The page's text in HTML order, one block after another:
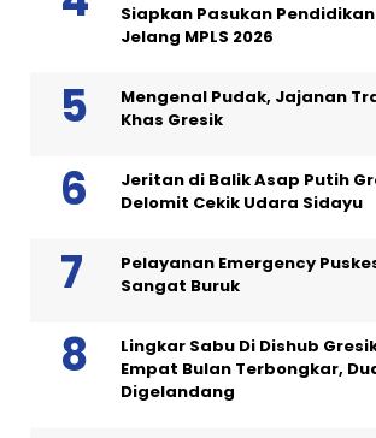
Siapkan Pasukan
Jelang MPLS 2026
Mengenal Pudak, Jajanan
Khas Gresik
Jeritan di Balik Asap Putih
Delomit Cekik Udara Sidayu
Pelayanan Emergency
Sangat Buruk
Lingkar Sabu Di Dishub
Empat Bulan Terbongkar,
Digelandang